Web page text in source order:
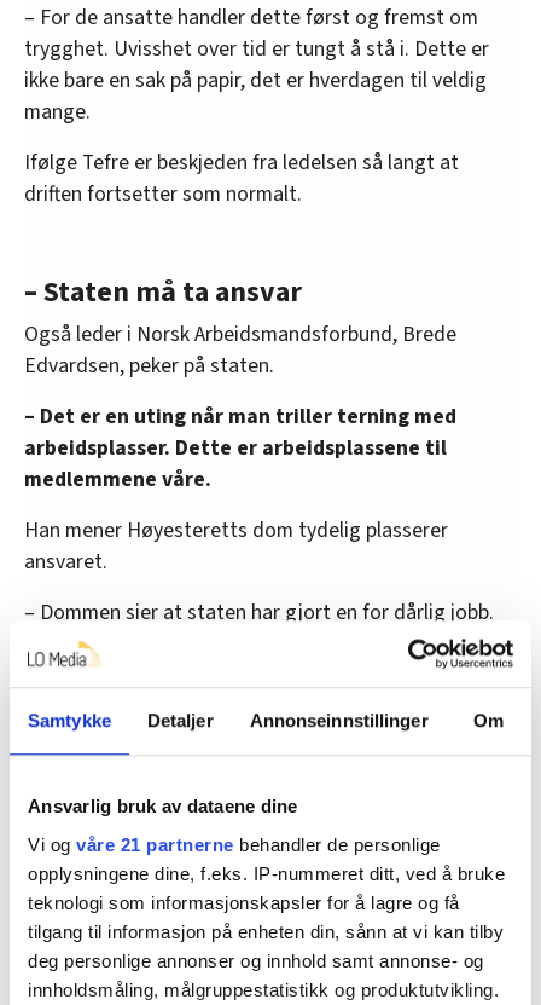
Samtykke Detaljer Annonseinnstillinger Om
Ansvarlig bruk av dataene dine
Vi og våre 21 partnerne behandler de personlige
opplysningene dine, f.eks. IP-nummeret ditt, ved å bruke
teknologi som informasjonskapsler for å lagre og få
tilgang til informasjon på enheten din, sånn at vi kan tilby
deg personlige annonser og innhold samt annonse- og
innholdsmåling, målgruppestatistikk og produktutvikling.
Høyesterett har ikke vurdert om det kan gis
ny utslippstillatelse på et annet grunnlag,
og utelukker dermed ikke at det kan være
mulig.
Kilde: FriFagbevegelse
– For de ansatte handler dette først og fremst om
trygghet. Uvisshet over tid er tungt å stå i. Dette er
ikke bare en sak på papir, det er hverdagen til veldig
mange.
Ifølge Tefre er beskjeden fra ledelsen så langt at
driften fortsetter som normalt.
– Staten må ta ansvar
Også leder i Norsk Arbeidsmandsforbund, Brede
Edvardsen, peker på staten.
– Det er en uting når man triller terning med
arbeidsplasser. Dette er arbeidsplassene til
medlemmene våre.
Han mener Høyesteretts dom tydelig plasserer
ansvaret.
– Dommen sier at staten har gjort en for dårlig jobb.
Det er de som har gitt konsesjonen, og det er de som
må rydde opp.
Høyesterett peker blant annet på at staten la for stor
vekt på økonomi og arbeidsplasser, og at dette ikke er
Nye runder
Edvardsen mener staten må handle raskt for å få
på plass et nytt, lovlig vedtak om gruvedrift og
deponering i Førdefjorden.